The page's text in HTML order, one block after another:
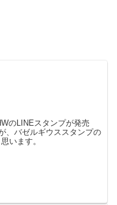
のLINEスタンプが発売
、バゼルギウススタンプの
います。